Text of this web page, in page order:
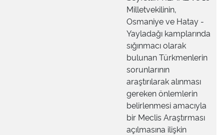
Milletvekilinin,
Osmaniye ve Hatay -
Yayladağı kamplarında
sığınmacı olarak
bulunan Türkmenlerin
sorunlarının
araştırılarak alınması
gereken önlemlerin
belirlenmesi amacıyla
bir Meclis Araştırması
açılmasına ilişkin